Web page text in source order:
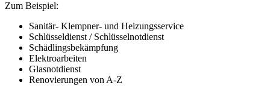
Zum Beispiel:
Sanitär- Klempner- und Heizungsservice
Schlüsseldienst / Schlüsselnotdienst
Schädlingsbekämpfung
Elektroarbeiten
Glasnotdienst
Renovierungen von A-Z